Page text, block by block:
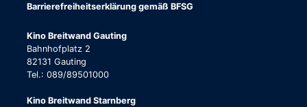
Barrierefreiheitserklärung gemäß BFSG
Kino Breitwand Gauting
Bahnhofplatz 2
82131 Gauting
Tel.: 089/89501000
Kino Breitwand Starnberg